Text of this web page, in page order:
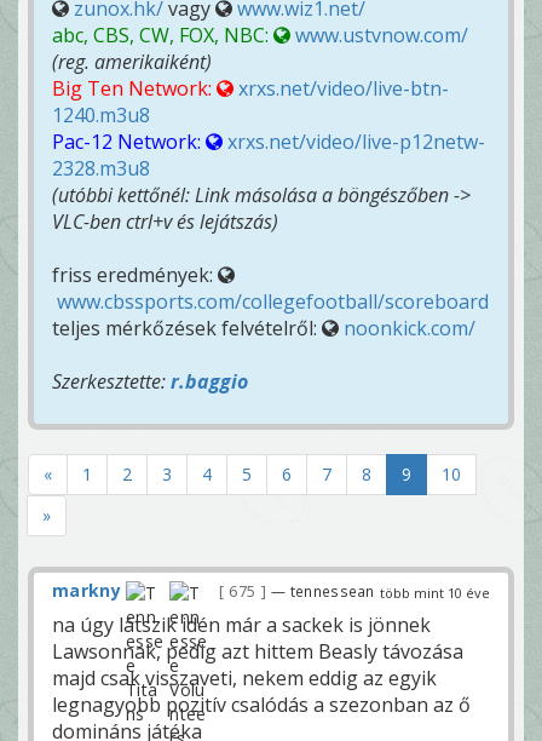
zunox.hk/vagy
www.wiz1.net/
abc, CBS, CW, FOX, NBC:
www.ustvnow.com/
(reg. amerikaiként)
Big Ten Network:
xrxs.net/video/live-btn-
1240.m3u8
Pac-12 Network:
xrxs.net/video/live-p12netw-
2328.m3u8
(utóbbi kettőnél: Link másolása a böngészőben ->
VLC-ben ctrl+v és lejátszás)
friss eredmények:
www.cbssports.com/collegefootball/scoreboard
teljes mérkőzések felvételről:
noonkick.com/
Szerkesztette:r.baggio
« 1 2 3 4 5 6 7 8 9
10
»
több mint 10 éve
markny 675 — tennessean
na úgy látszik idén már a sackek is jönnek
Lawsonnak, pedig azt hittem Beasly távozása
majd csak visszaveti, nekem eddig az egyik
legnagyobb pozitív csalódás a szezonban az ő
domináns játéka